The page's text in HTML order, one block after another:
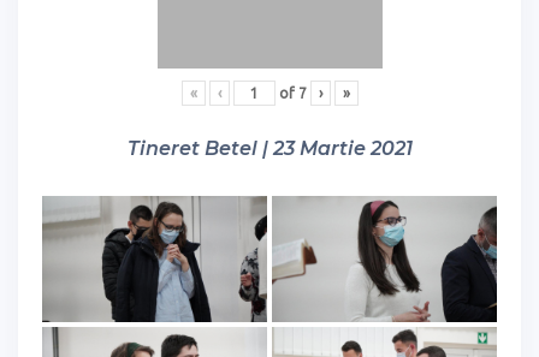
« ‹ of 7 › »
Tineret Betel | 23 Martie 2021